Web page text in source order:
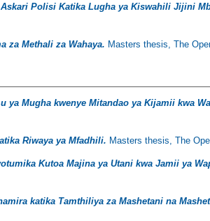
Polisi Katika Lugha ya Kiswahili Jijini
za Methali za Wahaya. Masters thesis, The
ya Mugha kwenye Mitandao ya Kijamii kwa
Riwaya ya Mfadhili. Masters thesis, The
Kutoa Majina ya Utani kwa Jamii ya
katika Tamthiliya za Mashetani na